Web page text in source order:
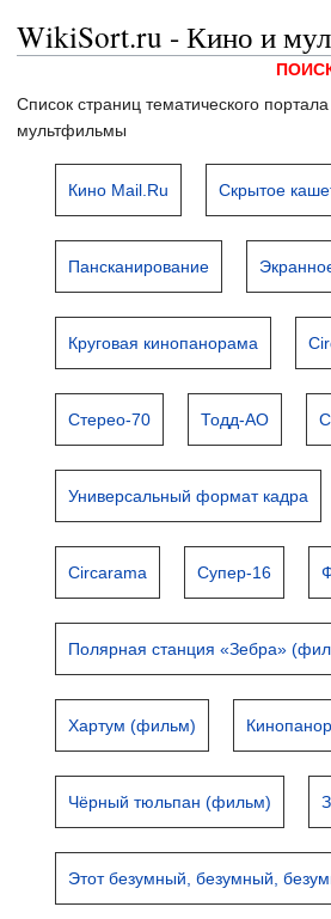
WikiSort.ru - Кино и
Список страниц тематического
мультфильмы
Кино Mail.Ru Скрытое
Пансканирование
Круговая кинопанорама
Стерео-70 Тодд-АО
Универсальный формат кадра
Circarama Супер-16
Полярная станция «Зебра»
Хартум (фильм)
Чёрный тюльпан (фильм)
Этот безумный, безумный,